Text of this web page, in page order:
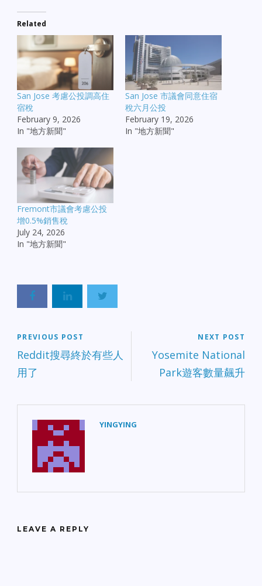
Related
San Jose 考慮公投調高住
宿稅
February 9, 2026
In "地方新聞"
San Jose 市議會同意住宿
稅六月公投
February 19, 2026
In "地方新聞"
Fremont市議會考慮公投
增0.5%銷售稅
July 24, 2026
In "地方新聞"
PREVIOUS POST
Reddit搜尋終於有些人
用了
NEXT POST
Yosemite National
Park遊客數量飆升
YINGYING
LEAVE A REPLY